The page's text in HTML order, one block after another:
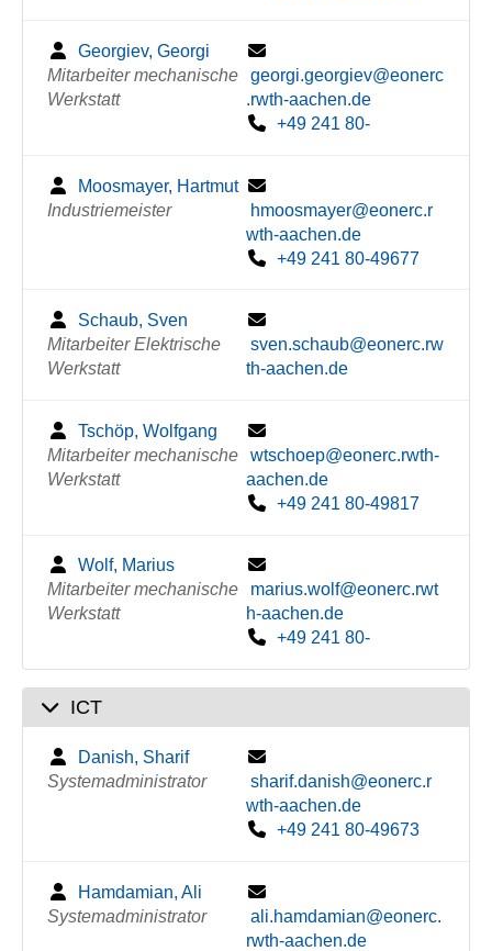
Georgiev, Georgi
Mitarbeiter mechanische
Werkstatt
georgi.georgiev@eonerc
.rwth-aachen.de
+49 241 80-
Moosmayer, Hartmut
Industriemeister
hmoosmayer@eonerc.r
wth-aachen.de
+49 241 80-49677
Schaub, Sven
Mitarbeiter Elektrische
Werkstatt
sven.schaub@eonerc.rw
th-aachen.de
Tschöp, Wolfgang
Mitarbeiter mechanische
Werkstatt
wtschoep@eonerc.rwth-
aachen.de
+49 241 80-49817
Wolf, Marius
Mitarbeiter mechanische
Werkstatt
marius.wolf@eonerc.rwt
h-aachen.de
+49 241 80-
ICT
Danish, Sharif
Systemadministrator
sharif.danish@eonerc.r
wth-aachen.de
+49 241 80-49673
Hamdamian, Ali
Systemadministrator
ali.hamdamian@eonerc.
rwth-aachen.de